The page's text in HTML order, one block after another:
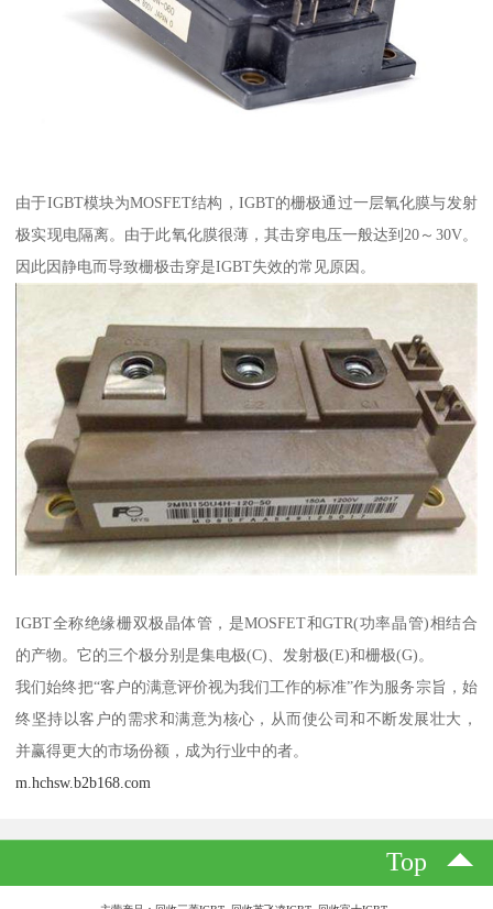
由于IGBT模块为MOSFET结构，IGBT的栅极通过一层氧化膜与发射
极实现电隔离。由于此氧化膜很薄，其击穿电压一般达到20～30V。
因此因静电而导致栅极击穿是IGBT失效的常见原因。
IGBT全称绝缘栅双极晶体管，是MOSFET和GTR(功率晶管)相结合
的产物。它的三个极分别是集电极(C)、发射极(E)和栅极(G)。
我们始终把“客户的满意评价视为我们工作的标准”作为服务宗旨，始
终坚持以客户的需求和满意为核心，从而使公司和不断发展壮大，
并赢得更大的市场份额，成为行业中的者。
m.hchsw.b2b168.com
Top